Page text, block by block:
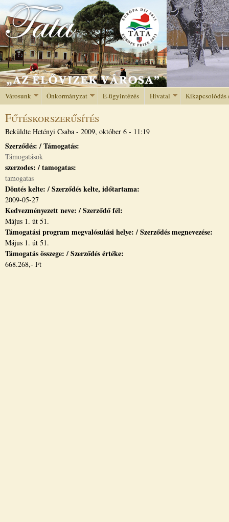
Jump to navigation
Városunk Önkormányzat E-ügyintézés Hivatal Kikapcsolódás
Fűtéskorszerűsítés
Beküldte Hetényi Csaba - 2009, október 6 - 11:19
Szerződés: / Támogatás:
Támogatások
szerzodes: / tamogatas:
tamogatas
Döntés kelte: / Szerződés kelte, időtartama:
2009-05-27
Kedvezményezett neve: / Szerződő fél:
Május 1. út 51.
Támogatási program megvalósulási helye: / Szerződés megnevezése:
Május 1. út 51.
Támogatás összege: / Szerződés értéke:
668.268,- Ft